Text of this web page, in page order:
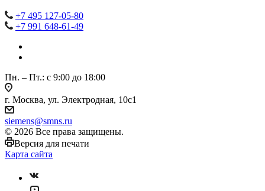
+7 495 127-05-80
+7 991 648-61-49
Пн. – Пт.: с 9:00 до 18:00
г. Москва, ул. Электродная, 10с1
siemens@smns.ru
© 2026 Все права защищены.
Версия для печати
Карта сайта